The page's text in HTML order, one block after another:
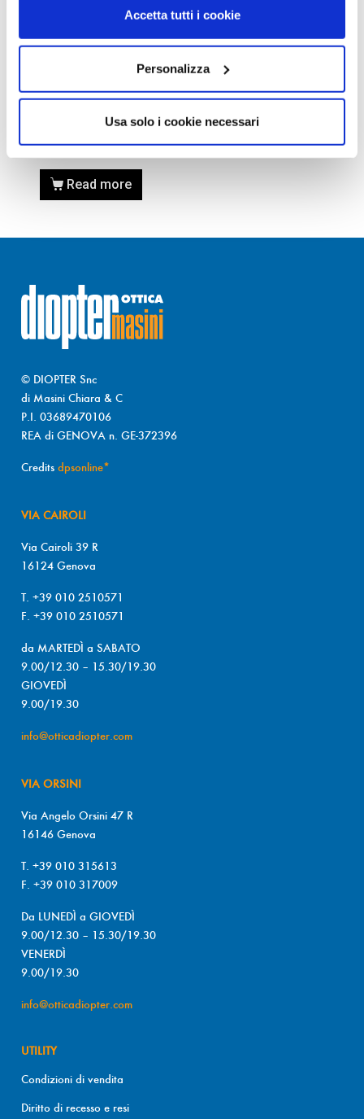
Accetta tutti i cookie
Personalizza
Usa solo i cookie necessari
LENTI A CONTATTO E
Soluzione Biotrue BAUSCH &
LOMB 3X300 ml per lenti a
bisettimanali
22,90€
Read more
© DIOPTER Snc
di Masini Chiara & C
P.I. 03689470106
REA di GENOVA n. GE-372396
Credits dpsonline*
VIA CAIROLI
Via Cairoli 39 R
16124 Genova
T. +39 010 2510571
F. +39 010 2510571
da MARTEDÌ a SABATO
9.00/12.30 – 15.30/19.30
GIOVEDÌ
9.00/19.30
info@otticadiopter.com
VIA ORSINI
Via Angelo Orsini 47 R
16146 Genova
T. +39 010 315613
F. +39 010 317009
Da LUNEDÌ a GIOVEDÌ
9.00/12.30 – 15.30/19.30
VENERDÌ
9.00/19.30
info@otticadiopter.com
UTILITY
Condizioni di vendita
Diritto di recesso e resi